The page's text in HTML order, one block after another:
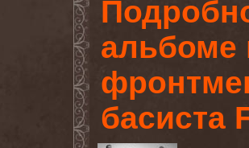
альбоме
басиста